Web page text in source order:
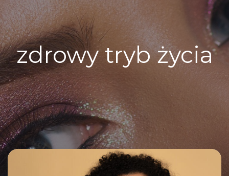
zdrowy tryb życia